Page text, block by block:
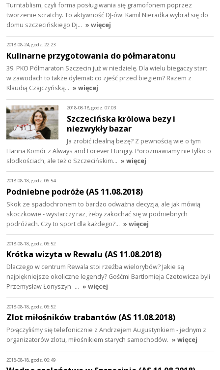
Turntablism, czyli forma posługiwania się gramofonem poprzez
tworzenie scratchy. To aktywność DJ-ów. Kamil Nieradka wybrał się do
domu szczecińskiego Dj… » więcej
2018-08-24, godz. 22:23
Kulinarne przygotowania do półmaratonu
39. PKO Półmaraton Szczecin już w niedzielę. Dla wielu biegaczy start
w zawodach to także dylemat: co zjeść przed biegiem? Razem z
Klaudią Czajczyńską… » więcej
2018-08-18, godz. 07:03
Szczecińska królowa bezy i
niezwykły bazar
Ja zrobić idealną bezę? Z pewnością wie o tym
Hanna Komór z Always and Forever Hungry. Porozmawiamy nie tylko o
słodkościach, ale też o Szczecińskim… » więcej
2018-08-18, godz. 06:54
Podniebne podróże (AS 11.08.2018)
Skok ze spadochronem to bardzo odważna decyzja, ale jak mówią
skoczkowie - wystarczy raz, żeby zakochać się w podniebnych
podróżach. Czy to sport dla każdego?… » więcej
2018-08-18, godz. 06:52
Krótka wizyta w Rewalu (AS 11.08.2018)
Dlaczego w centrum Rewala stoi rzeźba wielorybów? Jakie są
najpiękniejsze okoliczne legendy? Gośćmi Bartłomieja Czetowicza byli
Przemysław Łonyszyn -… » więcej
2018-08-18, godz. 06:52
Zlot miłośników trabantów (AS 11.08.2018)
Połączyliśmy się telefonicznie z Andrzejem Augustynkiem - jednym z
organizatorów zlotu, miłośnikiem starych samochodów. » więcej
2018-08-18, godz. 06:49